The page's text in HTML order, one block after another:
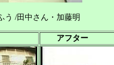
/田中さん・加藤明
アフター